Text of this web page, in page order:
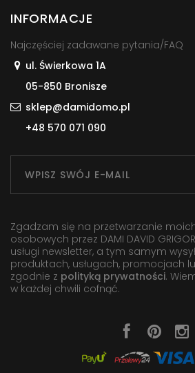
INFORMACJE
Najczęściej zadawane pytania/FAQ
ul. Świerkowa 1A
05-850 Bronisze
sklep@damidomo.pl
+48 570 071 090
Zgadzam się na przetwarzanie
osobowych przez DAMI DAVID
usługi newsletter, a tym samym
produktach, usługach, promocjach
zgodnie z polityką prywatności.
w każdej chwili cofnąć.